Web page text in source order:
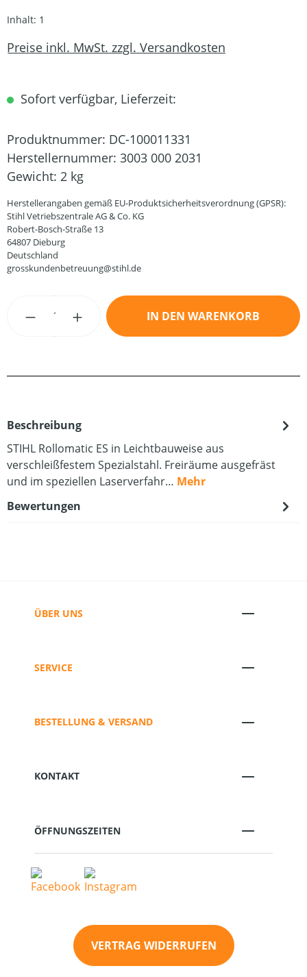
Inhalt: 1
Preise inkl. MwSt. zzgl. Versandkosten
Sofort verfügbar, Lieferzeit:
Produktnummer: DC-100011331
Herstellernummer: 3003 000 2031
Gewicht: 2 kg
Herstellerangaben gemäß EU-Produktsicherheitsverordnung (GPSR):
Stihl Vetriebszentrale AG & Co. KG
Robert-Bosch-Straße 13
64807 Dieburg
Deutschland
grosskundenbetreuung@stihl.de
Produkt Anzahl: Gib den gewünschten
IN DEN WARENKORB
Beschreibung
STIHL Rollomatic ES in Leichtbauweise aus
verschleißfestem Spezialstahl. Freiräume ausgefräst
und im speziellen Laserverfahr… Mehr
Bewertungen
ÜBER UNS
SERVICE
BESTELLUNG & VERSAND
KONTAKT
ÖFFNUNGSZEITEN
VERTRAG WIDERRUFEN